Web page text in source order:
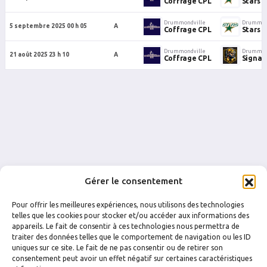
Gérer le consentement
Pour offrir les meilleures expériences, nous utilisons des technologies
telles que les cookies pour stocker et/ou accéder aux informations des
appareils. Le fait de consentir à ces technologies nous permettra de
traiter des données telles que le comportement de navigation ou les ID
uniques sur ce site. Le fait de ne pas consentir ou de retirer son
consentement peut avoir un effet négatif sur certaines caractéristiques
5 septembre 2025 00 h 05 A
Drummondville
Coffrage CPL Stars
21 août 2025 23 h 10 A
Drummondville
Coffrage CPL
FACEBOOK INSTAGRAM